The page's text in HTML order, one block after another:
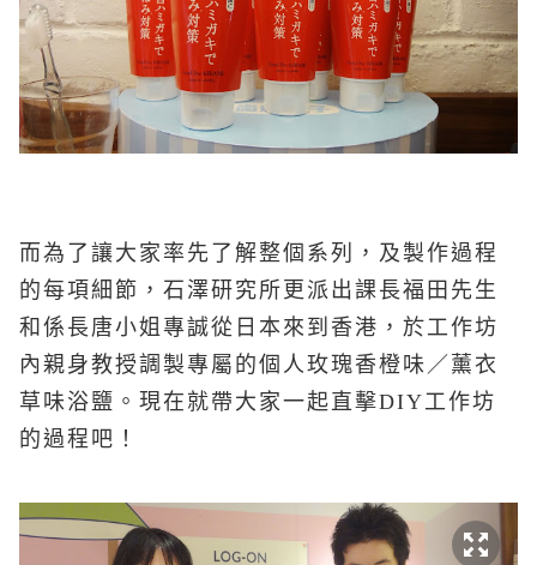
而為了讓大家率先了解整個系列，及製作過程
的每項細節，石澤研究所更派出課長福田先生
和係長唐小姐專誠從日本來到香港，於工作坊
內親身教授調製專屬的個人玫瑰香橙味／薰衣
草味浴鹽。現在就帶大家一起直擊DIY工作坊
的過程吧！